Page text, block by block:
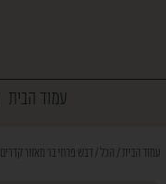
עמוד הבית
עמוד הבית/ הכל/ דבש פרחי בר מאזור קדרים